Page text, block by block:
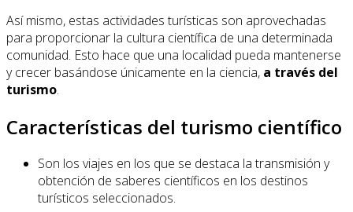
Así mismo, estas actividades turísticas son aprovechadas
para proporcionar la cultura científica de una determinada
comunidad. Esto hace que una localidad pueda mantenerse
y crecer basándose únicamente en la ciencia, a través del
turismo.
Características del turismo científico
Son los viajes en los que se destaca la transmisión y
obtención de saberes científicos en los destinos
turísticos seleccionados.